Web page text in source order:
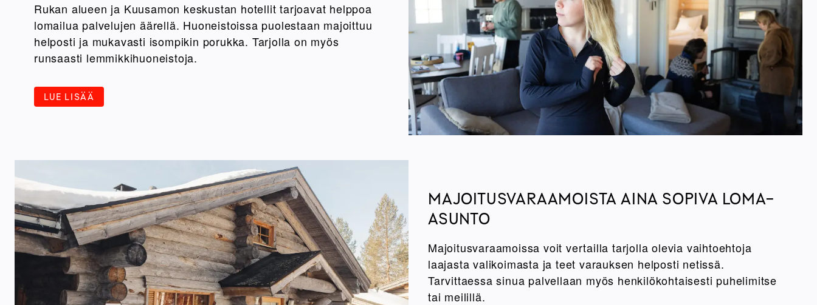
Rukan alueen ja Kuusamon keskustan hotellit tarjoavat helppoa
lomailua palvelujen äärellä. Huoneistoissa puolestaan majoittuu
helposti ja mukavasti isompikin porukka. Tarjolla on myös
runsaasti lemmikkihuoneistoja.
LUE LISÄÄ
MAJOITUSVARAAMOISTA AINA SOPIVA LOMA-
ASUNTO
Majoitusvaraamoissa voit vertailla tarjolla olevia vaihtoehtoja
laajasta valikoimasta ja teet varauksen helposti netissä.
Tarvittaessa sinua palvellaan myös henkilökohtaisesti puhelimitse
tai meilillä.